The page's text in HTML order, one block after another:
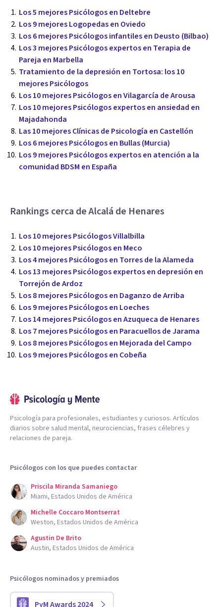
Los 5 mejores Psicólogos en Deltebre
Los 9 mejores Logopedas en Oviedo
Los 6 mejores Psicólogos infantiles en Deusto (Bilbao)
Los 3 mejores Psicólogos expertos en Terapia de
Pareja en Marbella
Tratamiento de la depresión en Tortosa: los 10
mejores Psicólogos
Los 10 mejores Psicólogos en Vilagarcía de Arousa
Los 10 mejores Psicólogos expertos en ansiedad en
Majadahonda
Las 10 mejores Clínicas de Psicología en Castellón
Los 6 mejores Psicólogos en Bullas (Murcia)
Los 9 mejores Psicólogos expertos en atención a la
comunidad BDSM en España
Rankings cerca de Alcalá de Henares
Los 10 mejores Psicólogos Villalbilla
Los 10 mejores Psicólogos en Meco
Los 4 mejores Psicólogos en Torres de la Alameda
Los 13 mejores Psicólogos expertos en depresión en
Torrejón de Ardoz
Los 8 mejores Psicólogos en Daganzo de Arriba
Los 9 mejores Psicólogos en Loeches
Los 14 mejores Psicólogos en Azuqueca de Henares
Los 7 mejores Psicólogos en Paracuellos de Jarama
Los 8 mejores Psicólogos en Mejorada del Campo
Los 9 mejores Psicólogos en Cobeña
Psicología para profesionales, estudiantes y curiosos. Artículos
diarios sobre salud mental, neurociencias, frases célebres y
relaciones de pareja.
Psicólogos con los que puedes contactar
Priscila Miranda Samaniego
Miami, Estados Unidos de América
Michelle Coccaro Montserrat
Weston, Estados Unidos de América
Agustin De Brito
Austin, Estados Unidos de América
Psicólogos nominados y premiados
PyM Awards 2024